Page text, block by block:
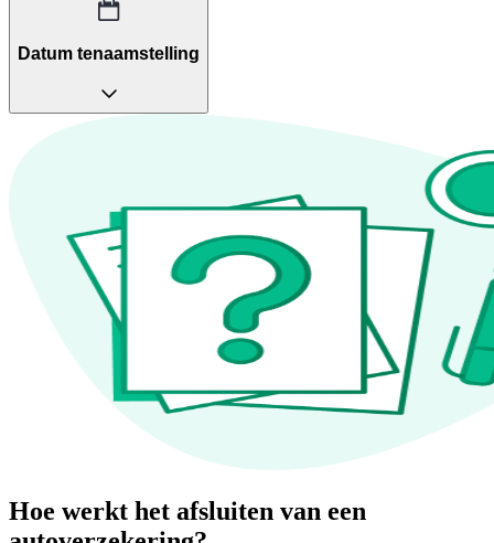
Datum tenaamstelling
Hoe werkt het afsluiten van een